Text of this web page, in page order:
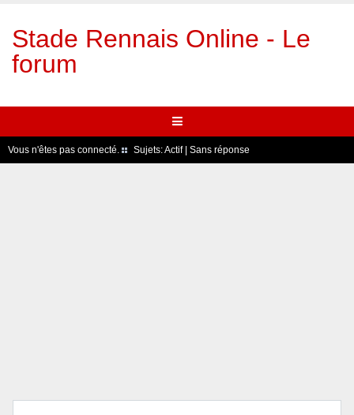
Stade Rennais Online - Le
forum
Vous n'êtes pas connecté. Sujets:Actif| Sans réponse